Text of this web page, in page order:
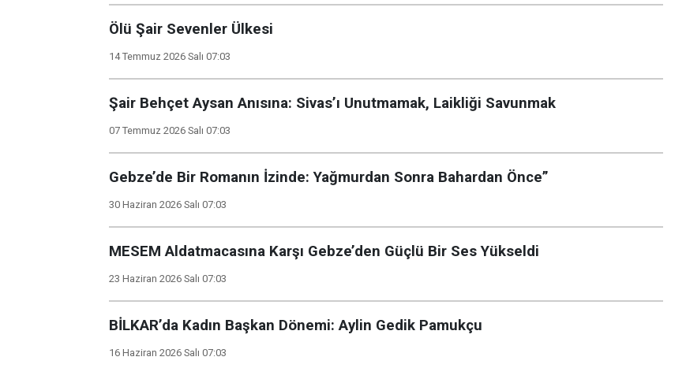
Ölü Şair Sevenler Ülkesi
14 Temmuz 2026 Salı 07:03
Şair Behçet Aysan Anısına: Sivas’ı Unutmamak, Laikliği Savunmak
07 Temmuz 2026 Salı 07:03
Gebze’de Bir Romanın İzinde: Yağmurdan Sonra Bahardan Önce”
30 Haziran 2026 Salı 07:03
MESEM Aldatmacasına Karşı Gebze’den Güçlü Bir Ses Yükseldi
23 Haziran 2026 Salı 07:03
BİLKAR’da Kadın Başkan Dönemi: Aylin Gedik Pamukçu
16 Haziran 2026 Salı 07:03